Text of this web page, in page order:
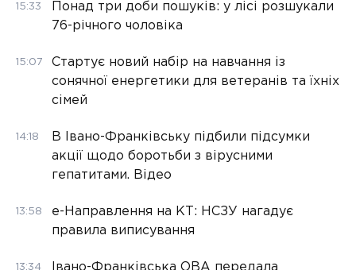
15:33
Понад три доби пошуків: у лісі розшукали
76-річного чоловіка
15:07
Стартує новий набір на навчання із
сонячної енергетики для ветеранів та їхніх
сімей
14:18
В Івано-Франківську підбили підсумки
акції щодо боротьби з вірусними
гепатитами. Відео
13:58
е-Направлення на КТ: НСЗУ нагадує
правила виписування
13:34
Івано-Франківська ОВА передала